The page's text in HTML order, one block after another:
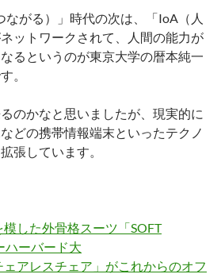
ながる）」時代の次は、「IoA（人
ットワークされて、人間の能力が
るというのが東京大学の暦本純一
。
のかなと思いましたが、現実的に
どの携帯情報端末といったテクノ
張しています。
した外骨格スーツ「SOFT
ハーバード大
アレスチェア」がこれからのオフ